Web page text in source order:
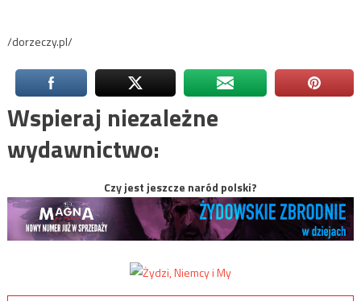
/dorzeczy.pl/
Wspieraj niezależne
wydawnictwo:
Czy jest jeszcze naród polski?